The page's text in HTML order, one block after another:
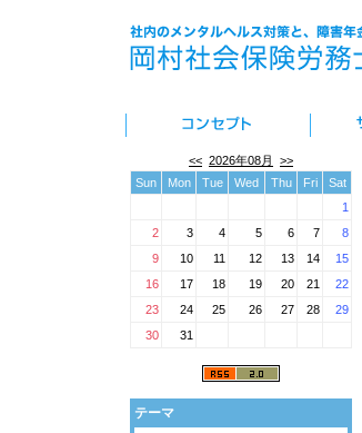
<< 2026年08月
>>
Sun
Mon Tue Wed Thu Fri
Sat
1
2
3 4 5 6 7
8
9
10 11 12 13 14
15
16
17 18 19 20 21
22
23
24 25 26 27 28
29
30
31
テーマ